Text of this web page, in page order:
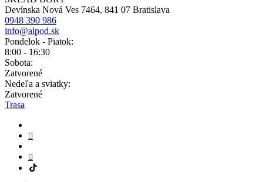
Devínska Nová Ves 7464, 841 07 Bratislava
0948 390 986
info@alpod.sk
Pondelok - Piatok:
8:00 - 16:30
Sobota:
Zatvorené
Nedeľa a sviatky:
Zatvorené
Trasa